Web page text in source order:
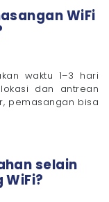
WiFi
waktu 1–3 hari
dan antrean
pemasangan bisa
selain